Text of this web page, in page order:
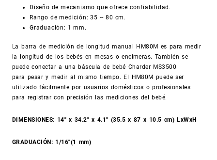
Diseño de mecanismo que ofrece confiabilidad.
Rango de medición: 35 ~ 80 cm.
Graduación: 1 mm.
La barra de medición de longitud manual HM80M es para medir
la longitud de los bebés en mesas o encimeras. También se
puede conectar a una báscula de bebé Charder MS3500
para pesar y medir al mismo tiempo. El HM80M puede ser
utilizado fácilmente por usuarios domésticos o profesionales
para registrar con precisión las mediciones del bebé.
DIMENSIONES: 14″ x 34.2″ x 4.1″ (35.5 x 87 x 10.5 cm) LxWxH
GRADUACIÓN: 1/16″(1 mm)